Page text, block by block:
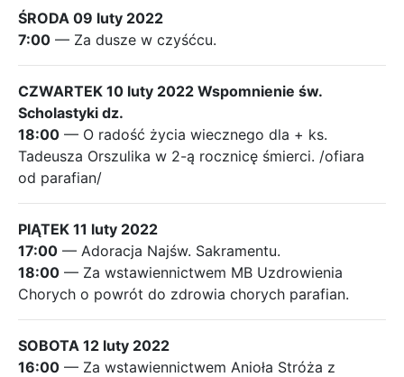
ŚRODA 09 luty 2022
7:00 — Za dusze w czyśćcu.
CZWARTEK 10 luty 2022 Wspomnienie św.
Scholastyki dz.
18:00 — O radość życia wiecznego dla + ks.
Tadeusza Orszulika w 2-ą rocznicę śmierci. /ofiara
od parafian/
PIĄTEK 11 luty 2022
17:00 — Adoracja Najśw. Sakramentu.
18:00 — Za wstawiennictwem MB Uzdrowienia
Chorych o powrót do zdrowia chorych parafian.
SOBOTA 12 luty 2022
16:00 — Za wstawiennictwem Anioła Stróża z